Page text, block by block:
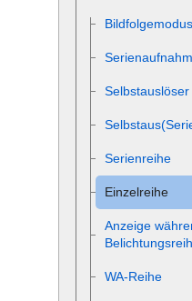
Bildfolgemodus
Selbstauslöser
Serienreihe
Einzelreihe
Anzeige
WA-Reihe